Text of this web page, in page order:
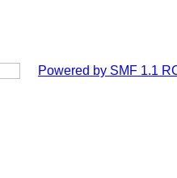
Powered by SMF 1.1